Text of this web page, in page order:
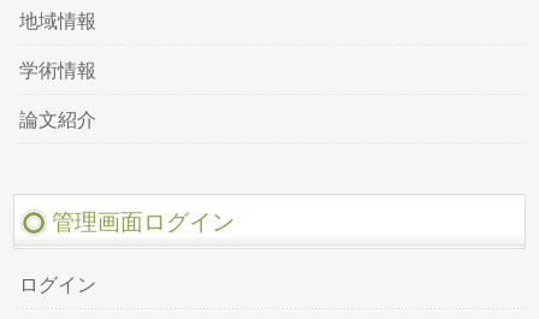
地域情報
学術情報
論文紹介
管理画面ログイン
ログイン